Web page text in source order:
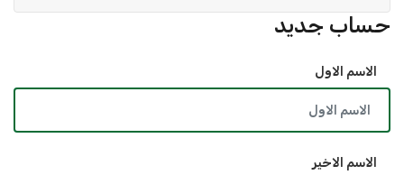
حساب جديد
الاسم الاول
الاسم الاخير